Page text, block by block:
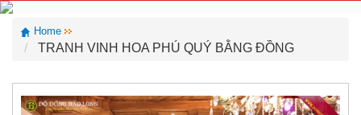
Home
TRANH VINH HOA PHÚ QUÝ BẰNG ĐỒNG